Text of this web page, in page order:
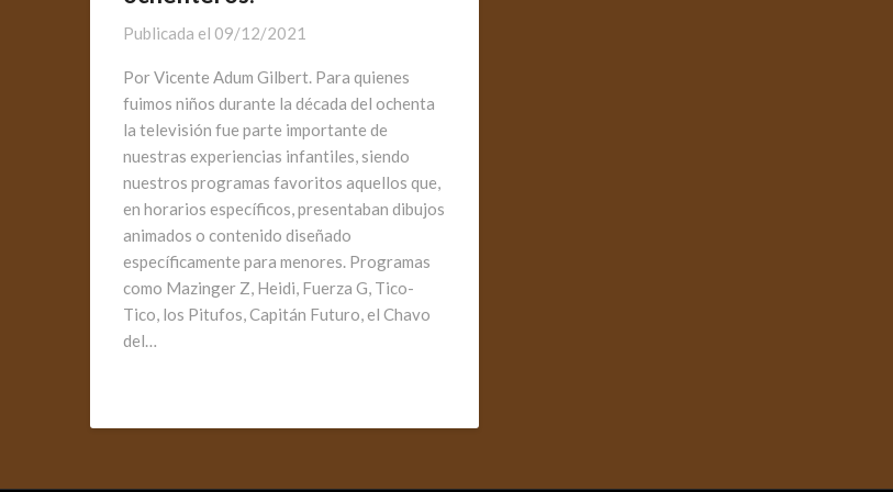
Publicada el 09/12/2021
Por Vicente Adum Gilbert. Para quienes
fuimos niños durante la década del ochenta
la televisión fue parte importante de
nuestras experiencias infantiles, siendo
nuestros programas favoritos aquellos que,
en horarios específicos, presentaban dibujos
animados o contenido diseñado
específicamente para menores. Programas
como Mazinger Z, Heidi, Fuerza G, Tico-
Tico, los Pitufos, Capitán Futuro, el Chavo
del…